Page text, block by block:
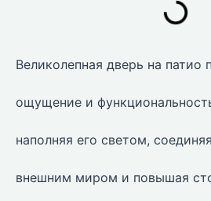
Великолепная дверь на патио
ощущение и
наполняя его светом,
внешним миром и повышая